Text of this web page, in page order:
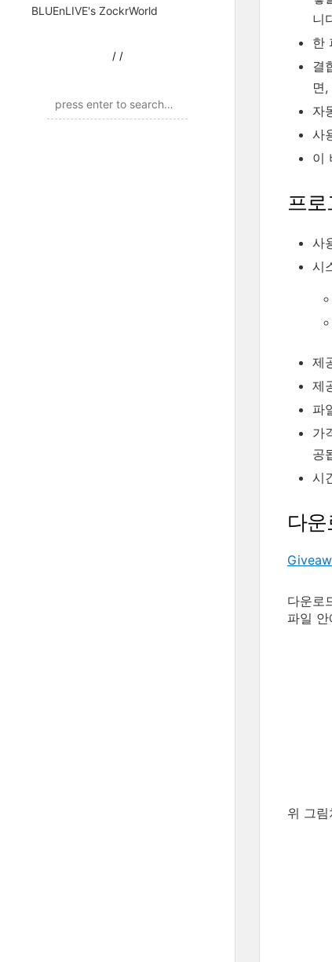
BLUEnLIVE's ZockrWorld
/ /
니
한
결
면
자
사
이
프로
사
시
제
제
파
가
공
시
다운
다운로
파일
위 그